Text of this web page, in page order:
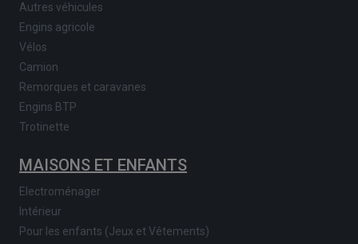
Autres véhicules
Engins agricole
Vélos
Camion
Remorques et caravanes
Engins BTP
Trotinette
MAISONS ET ENFANTS
Electroménager
Intérieur
Pour les enfants (Jeux et Vêtements)